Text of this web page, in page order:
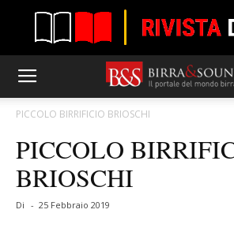
PICCOLO BIRRIFICIO BRIOSCHI
PICCOLO
BRIOSCHI
Di - 25 Febbraio 2019